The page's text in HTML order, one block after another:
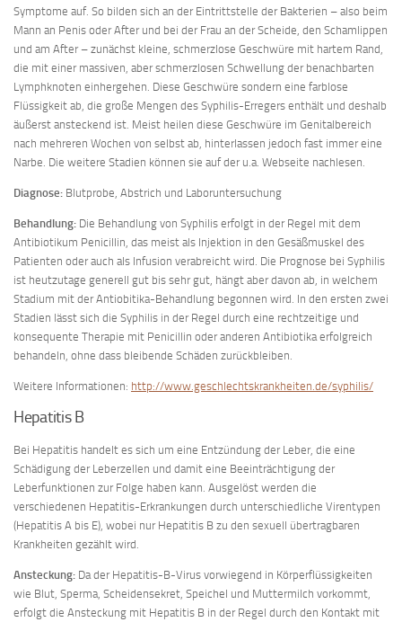
Symptome auf. So bilden sich an der Eintrittstelle der Bakterien – also beim
Mann an Penis oder After und bei der Frau an der Scheide, den Schamlippen
und am After – zunächst kleine, schmerzlose Geschwüre mit hartem Rand,
die mit einer massiven, aber schmerzlosen Schwellung der benachbarten
Lymphknoten einhergehen. Diese Geschwüre sondern eine farblose
Flüssigkeit ab, die große Mengen des Syphilis-Erregers enthält und deshalb
äußerst ansteckend ist. Meist heilen diese Geschwüre im Genitalbereich
nach mehreren Wochen von selbst ab, hinterlassen jedoch fast immer eine
Narbe. Die weitere Stadien können sie auf der u.a. Webseite nachlesen.
Diagnose: Blutprobe, Abstrich und Laboruntersuchung
Behandlung: Die Behandlung von Syphilis erfolgt in der Regel mit dem
Antibiotikum Penicillin, das meist als Injektion in den Gesäßmuskel des
Patienten oder auch als Infusion verabreicht wird. Die Prognose bei Syphilis
ist heutzutage generell gut bis sehr gut, hängt aber davon ab, in welchem
Stadium mit der Antiobitika-Behandlung begonnen wird. In den ersten zwei
Stadien lässt sich die Syphilis in der Regel durch eine rechtzeitige und
konsequente Therapie mit Penicillin oder anderen Antibiotika erfolgreich
behandeln, ohne dass bleibende Schäden zurückbleiben.
Weitere Informationen: http://www.geschlechtskrankheiten.de/syphilis/
Hepatitis B
Bei Hepatitis handelt es sich um eine Entzündung der Leber, die eine
Schädigung der Leberzellen und damit eine Beeinträchtigung der
Leberfunktionen zur Folge haben kann. Ausgelöst werden die
verschiedenen Hepatitis-Erkrankungen durch unterschiedliche Virentypen
(Hepatitis A bis E), wobei nur Hepatitis B zu den sexuell übertragbaren
Krankheiten gezählt wird.
Ansteckung: Da der Hepatitis-B-Virus vorwiegend in Körperflüssigkeiten
wie Blut, Sperma, Scheidensekret, Speichel und Muttermilch vorkommt,
erfolgt die Ansteckung mit Hepatitis B in der Regel durch den Kontakt mit